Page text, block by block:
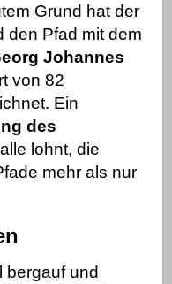
Grund hat der
den Pfad mit dem
Johannes
von 82
Ein
des
lohnt, die
mehr als nur
bergauf und